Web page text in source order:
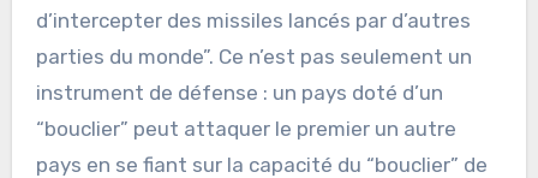
d’intercepter des missiles lancés par d’autres
parties du monde”. Ce n’est pas seulement un
instrument de défense : un pays doté d’un
“bouclier” peut attaquer le premier un autre
pays en se fiant sur la capacité du “bouclier” de